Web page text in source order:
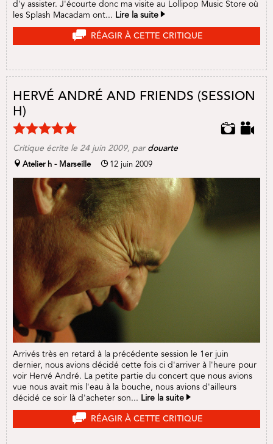
d'y assister. J'écourte donc ma visite au Lollipop Music Store où
les Splash Macadam ont... Lire la suite
RÉAGIR À CETTE CRITIQUE
HERVÉ ANDRÉ AND FRIENDS (SESSION
H)
Critique écrite le 24 juin 2009, par douarte
Atelier h - Marseille 12 juin 2009
Arrivés très en retard à la précédente session le 1er juin
dernier, nous avions décidé cette fois ci d'arriver à l'heure pour
voir Hervé André. La petite partie du concert que nous avions
vue nous avait mis l'eau à la bouche, nous avions d'ailleurs
décidé ce soir là d'acheter son... Lire la suite
RÉAGIR À CETTE CRITIQUE